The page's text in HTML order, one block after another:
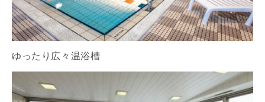
ゆったり広々温浴槽